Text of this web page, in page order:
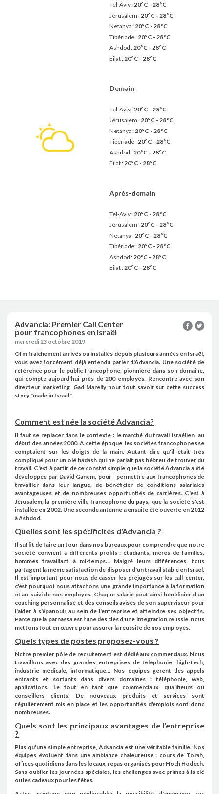
Tel-Aviv :20°C - 28°C
Jérusalem :20°C - 28°C
Netanya :20°C - 28°C
Tibériade :20°C - 28°C
Ashdod :20°C - 28°C
Eilat :20°C - 28°C
Demain
Tel-Aviv :20°C - 28°C
Jérusalem :20°C - 28°C
Netanya :20°C - 28°C
Tibériade :20°C - 28°C
Ashdod :20°C - 28°C
Eilat :20°C - 28°C
Après-demain
Tel-Aviv :20°C - 28°C
Jérusalem :20°C - 28°C
Netanya :20°C - 28°C
Tibériade :20°C - 28°C
Ashdod :20°C - 28°C
Eilat :20°C - 28°C
Advancia: Premier Call Center
pour francophones en Israël
mercredi 23 octobre 2019
Olim fraichement arrivés ou installés depuis plusieurs années en Israël,
vous avez forcément déjà entendu parler d'Advancia. Une société de
référence pour le public francophone, pionnière dans son domaine,
qui compte aujourd'hui près de 200 employés. Rencontre avec son
directeur marketing Gad Marelly pour tout savoir sur cette success
story "made in Israel".
Comment est née la société Advancia?
Il faut se replacer dans le contexte : le marché du travail israélien au
début des années 2000. A cette époque, les sociétés francophones se
comptaient sur les doigts de la main. Autant dire qu'il était très
compliqué pour un olé hadash qui ne parlait pas hébreu de trouver du
travail. C'est à partir de ce constat simple que la société Advancia a été
développée par David Ganem, pour
permettre aux francophones de
travailler dans leur langue, de bénéficier de conditions salariales
avantageuses et de nombreuses opportunités de carrières. C'est à
Jérusalem, la première ville francophone du pays, que la société s'est
installée en 2002. Une seconde antenne a ensuite été ouverte en 2012
à Ashdod.
Quelles sont les spécificités d'Advancia ?
Il suffit de faire un tour dans nos bureaux pour comprendre que notre
société convient à différents profils : étudiants, mères de familles,
hommes travaillant à mi-temps… Malgré leurs différences, tous
partagent la même satisfaction de disposer d'un travail stable en Israël.
Il est important pour nous de casser les préjugés sur les call-center,
c'est pourquoi nous attachons une grande importance à la formation
et au suivi de nos employés. Chaque salarié peut ainsi bénéficier d'un
coaching personnalisé et des conseils avisés de son superviseur pour
l'aider à s'épanouir au sein de l'entreprise et atteindre ses objectifs.
Parce que la parnassa est l'une des clés d'une intégration réussie, nous
mettons tout en œuvre pour assurer la réussite de nos employés.
Quels types de postes proposez-vous ?
Notre premier pôle de recrutement est dédié aux commerciaux. Nous
travaillons avec des grandes entreprises de téléphonie, high-tech,
industrie médicale, informatique… Nos équipes gèrent des appels
entrants et sortants dans divers domaines : téléphonie, web,
applications. Le tout en tant que commerciaux, qualifieurs ou
conseillers clients. De nouveaux produits et services sont
régulièrement mis en place et les opportunités d'emplois sont donc
nombreuses.
Quels sont les principaux avantages de l'entreprise
?
Plus qu'une simple entreprise, Advancia est une véritable famille. Nos
équipes évoluent dans une ambiance chaleureuse : cours de Torah,
offices quotidiens dans les locaux, repas organisés pour Hoch Hodech.
Sans oublier les journées spéciales, les challenges avec primes à la clé
ou les cadeaux pour les fêtes.